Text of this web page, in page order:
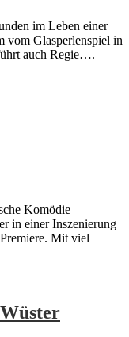
im Leben einer
vom Glasperlenspiel in
auch Regie….
Komödie
in einer Inszenierung
Mit viel